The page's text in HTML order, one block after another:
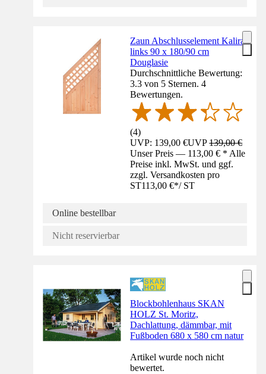
Zaun Abschlusselement Kalira
links 90 x 180/90 cm
Douglasie
Durchschnittliche Bewertung:
3.3 von 5 Sternen. 4
Bewertungen.
(4)
UVP: 139,00 €UVP139,00 €
Unser Preis — 113,00 € * Alle
Preise inkl. MwSt. und ggf.
zzgl. Versandkosten pro
ST113,00 €*/ ST
Online bestellbar
Nicht reservierbar
Blockbohlenhaus SKAN
HOLZ St. Moritz,
Dachlattung, dämmbar, mit
Fußboden 680 x 580 cm natur
Artikel wurde noch nicht
bewertet.